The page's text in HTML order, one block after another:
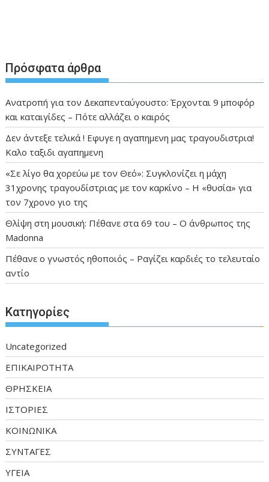
Πρόσφατα άρθρα
Ανατροπή για τον Δεκαπενταύγουστο: Έρχονται 9 μποφόρ
και καταιγίδες – Πότε αλλάζει ο καιρός
Δεν άντεξε τελικά ! Εφυγε η αγαπημενη μας τραγουδιστρια!
Καλο ταξιδι αγαπημενη
«Σε λίγο θα χορεύω με τον Θεό»: Συγκλονίζει η μάχη
31χρονης τραγουδίστριας με τον καρκίνο – Η «θυσία» για
τον 7χρονο γιο της
Θλίψη στη μουσική: Πέθανε στα 69 του – Ο άνθρωπος της
Madonna
Πέθανε ο γνωστός ηθοποιός – Ραγίζει καρδιές το τελευταίο
αντίο
Kατηγορίες
Uncategorized
ΕΠΙΚΑΙΡΟΤΗΤΑ
ΘΡΗΣΚΕΙΑ
ΙΣΤΟΡΙΕΣ
ΚΟΙΝΩΝΙΚΑ
ΣΥΝΤΑΓΕΣ
ΥΓΕΙΑ